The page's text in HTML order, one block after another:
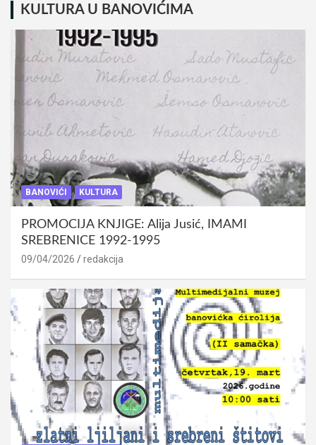
KULTURA U BANOVIĆIMA
BANOVIĆI KULTURA
PROMOCIJA KNJIGE: Alija Jusić, IMAMI
SREBRENICE 1992-1995
09/04/2026 redakcija